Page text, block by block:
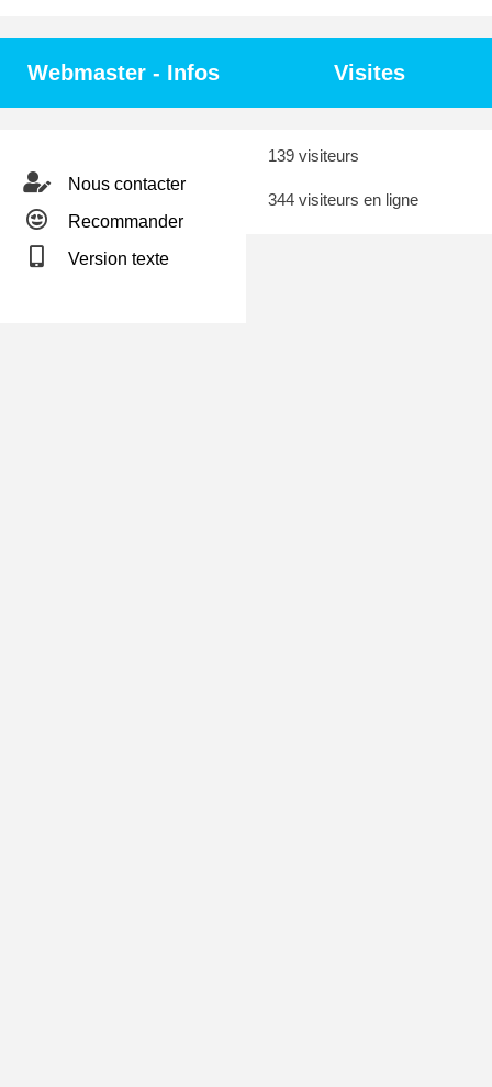
Webmaster - Infos
Nous contacter
Recommander
Version texte
Visites
139 visiteurs
344 visiteurs en ligne